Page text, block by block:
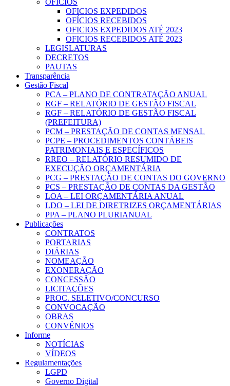
OFICIOS
OFICIOS EXPEDIDOS
OFÍCIOS RECEBIDOS
OFICIOS EXPEDIDOS ATÉ 2023
OFICIOS RECEBIDOS ATÉ 2023
LEGISLATURAS
DECRETOS
PAUTAS
Transparência
Gestão Fiscal
PCA – PLANO DE CONTRATAÇÃO ANUAL
RGF – RELATÓRIO DE GESTÃO FISCAL
RGF – RELATÓRIO DE GESTÃO FISCAL
(PREFEITURA)
PCM – PRESTAÇÃO DE CONTAS MENSAL
PCPE – PROCEDIMENTOS CONTÁBEIS
PATRIMONIAIS E ESPECÍFICOS
RREO – RELATÓRIO RESUMIDO DE
EXECUÇÃO ORÇAMENTÁRIA
PCG – PRESTAÇÃO DE CONTAS DO GOVERNO
PCS – PRESTAÇÃO DE CONTAS DA GESTÃO
LOA – LEI ORÇAMENTÁRIA ANUAL
LDO – LEI DE DIRETRIZES ORÇAMENTÁRIAS
PPA – PLANO PLURIANUAL
Publicações
CONTRATOS
PORTARIAS
DIÁRIAS
NOMEAÇÃO
EXONERAÇÃO
CONCESSÃO
LICITAÇÕES
PROC. SELETIVO/CONCURSO
CONVOCAÇÃO
OBRAS
CONVÊNIOS
Informe
NOTÍCIAS
VÍDEOS
Regulamentações
LGPD
Governo Digital